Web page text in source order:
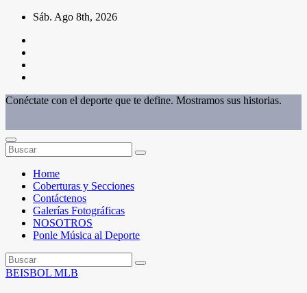
Saltar
contenido
Sáb. Ago 8th, 2026
Conéctate con el deporte que te define. Mostramos sus historias.
Home
Coberturas y Secciones
Contáctenos
Galerías Fotográficas
NOSOTROS
Ponle Música al Deporte
BEISBOL MLB